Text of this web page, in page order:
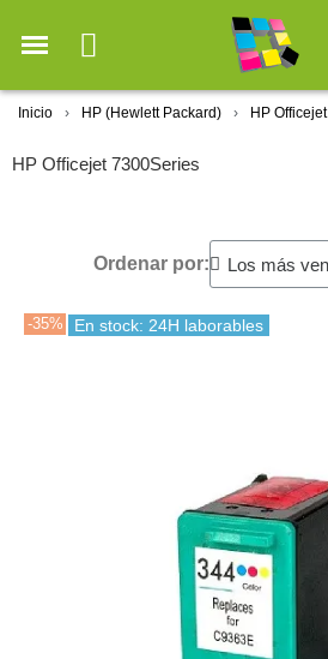
Inicio HP (Hewlett Packard) HP Officejet
HP Officejet 7300Series
Ordenar por:
-35% En stock: 24H laborables